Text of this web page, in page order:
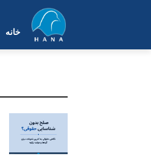
خانە